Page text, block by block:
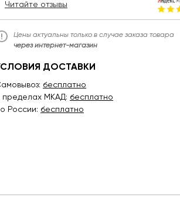
Читайте отзывы
Цены актуальны только в случае заказа товара
через интернет-магазин
ДОСТАВКИ
бесплатно
пределах МКАД: бесплатно
России: бесплатно